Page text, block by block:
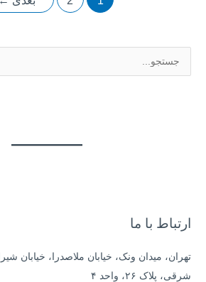
یارتباط با ما
تهران، میدان ونک، خیابان ملاصدرا، خیابان
شرقی، پلاک ۲۶، واحد ۴